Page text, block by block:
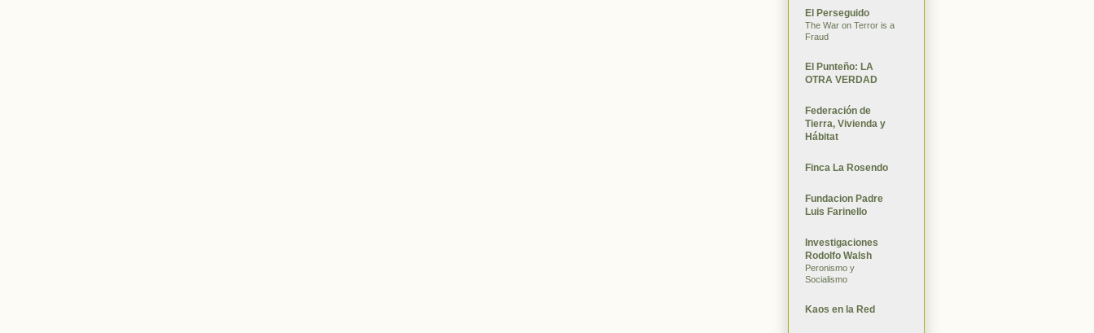
El Perseguido
The War on Terror is a
Fraud
El Punteño: LA
OTRA VERDAD
Federación de
Tierra, Vivienda y
Hábitat
Finca La Rosendo
Fundacion Padre
Luis Farinello
Investigaciones
Rodolfo Walsh
Peronismo y
Socialismo
Kaos en la Red